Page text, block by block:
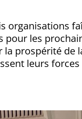
organisations
les
prospérité de
leurs